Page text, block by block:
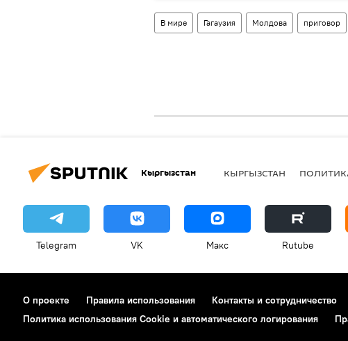
В мире Гагаузия Молдова приговор
Кыргызстан КЫРГЫЗСТАН
Telegram VK Макс Rutube
О проекте Правила использования Контакты и сотрудничество
Политика использования Cookie и автоматического логирования